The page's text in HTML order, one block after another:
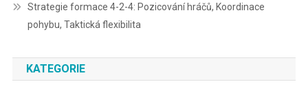
Strategie formace 4-2-4: Pozicování hráčů, Koordinace
pohybu, Taktická flexibilita
KATEGORIE